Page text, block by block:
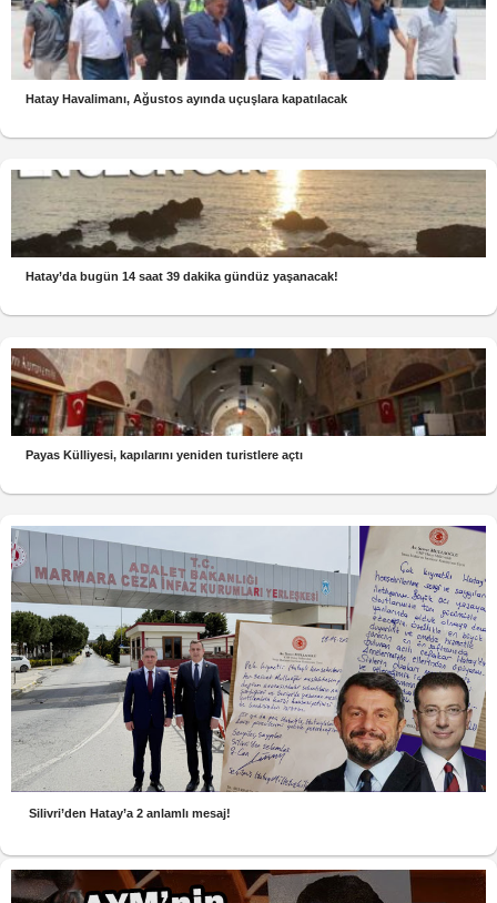
Hatay Havalimanı, Ağustos ayında uçuşlara kapatılacak
Hatay’da bugün 14 saat 39 dakika gündüz yaşanacak!
Payas Külliyesi, kapılarını yeniden turistlere açtı
Silivri’den Hatay’a 2 anlamlı mesaj!